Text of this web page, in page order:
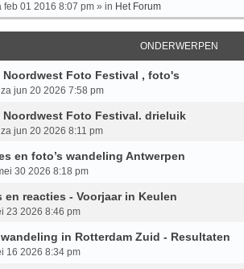
01 2016 8:07 pm » in Het Forum
ONDERWERPEN
Noordwest Foto Festival , foto's
jun 20 2026 7:58 pm
Noordwest Foto Festival. drieluik
jun 20 2026 8:11 pm
en foto’s wandeling Antwerpen
30 2026 8:18 pm
en reacties - Voorjaar in Keulen
23 2026 8:46 pm
in Rotterdam Zuid - Resultaten
16 2026 8:34 pm